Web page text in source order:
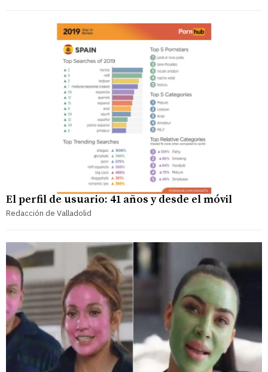
El perfil de usuario: 41 años y desde el móvil
Redacción de Valladolid